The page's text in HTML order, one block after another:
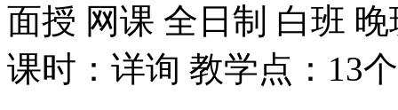
面授 网课 全日制 白班 晚
课时：详询 教学点：13个